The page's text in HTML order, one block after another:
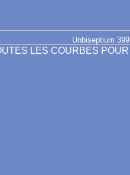
Unbiseptium 399